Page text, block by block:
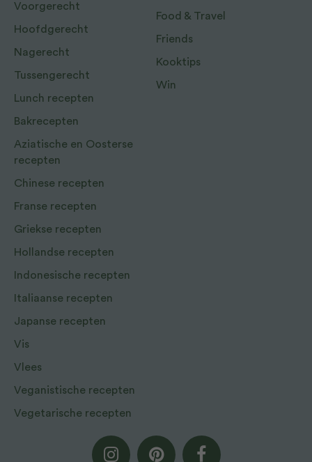
Voorgerecht
Hoofdgerecht
Nagerecht
Tussengerecht
Lunch recepten
Bakrecepten
Aziatische en Oosterse
recepten
Chinese recepten
Franse recepten
Griekse recepten
Hollandse recepten
Indonesische recepten
Italiaanse recepten
Japanse recepten
Vis
Vlees
Veganistische recepten
Vegetarische recepten
Food & Travel
Friends
Kooktips
Win